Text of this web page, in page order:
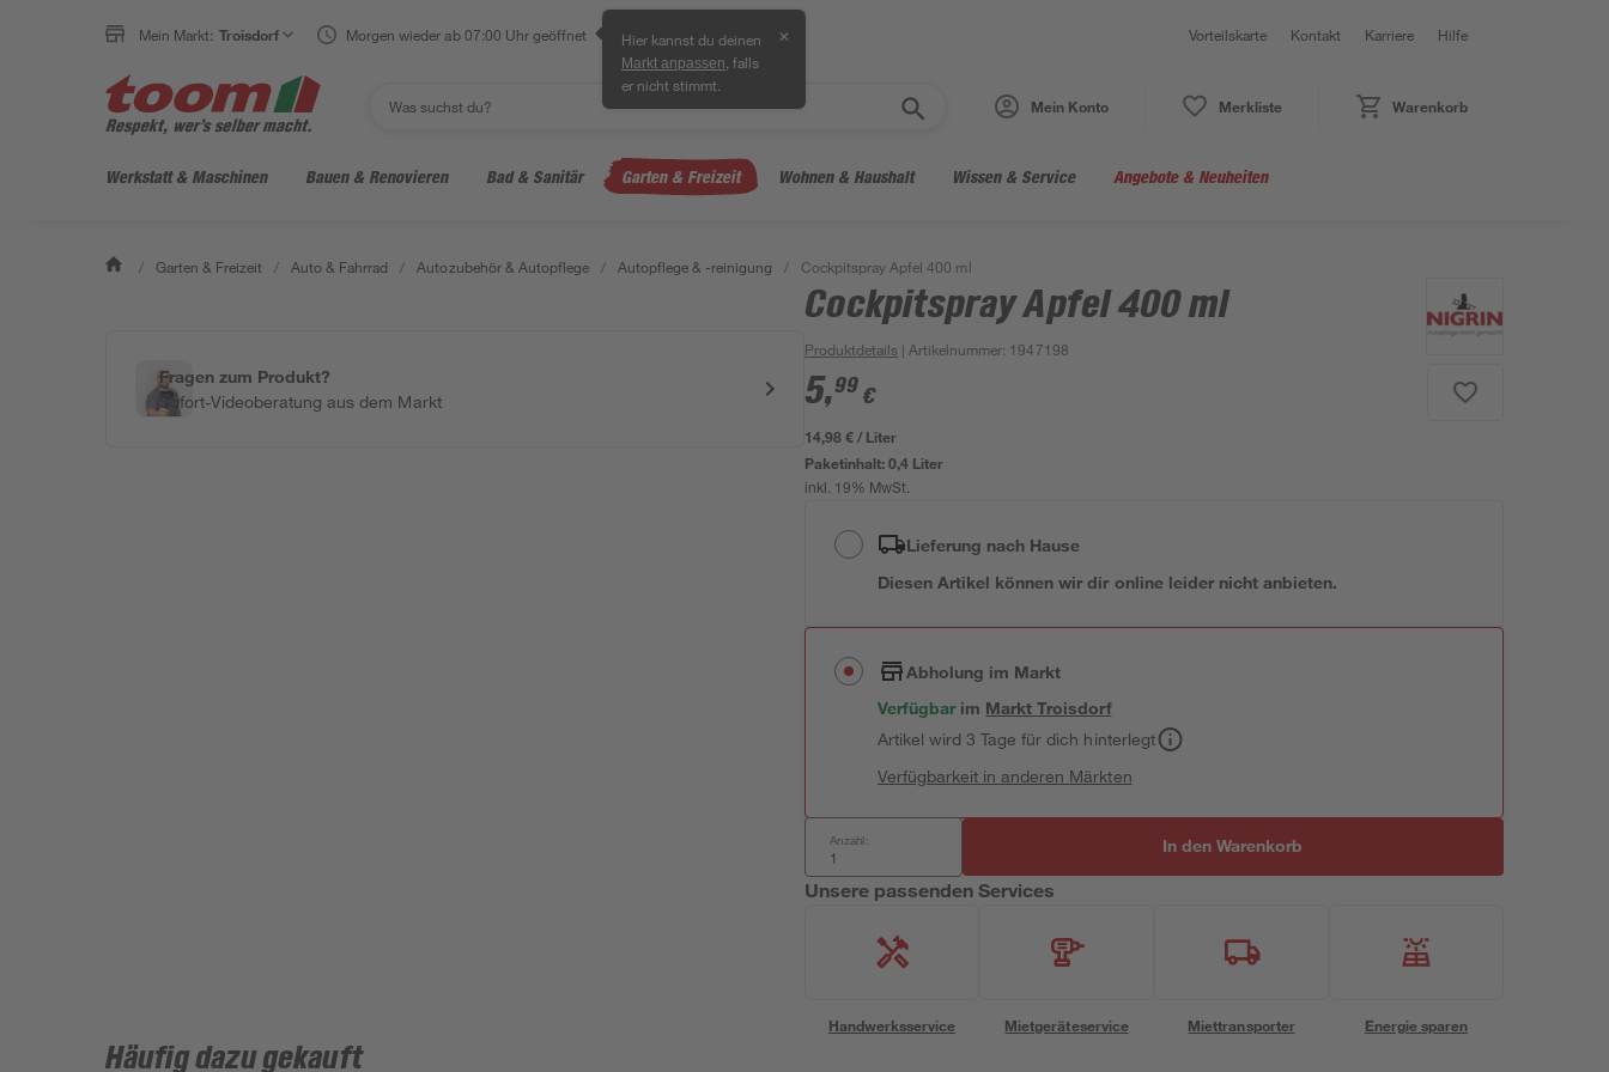
Mein Markt: Troisdorf Morgen wieder ab 07:00 Uhr geöffnet Hier kannst du deinen
Markt anpassen , falls
er nicht stimmt.
✕ Vorteilskarte Kontakt Karriere Hilfe
Mein Konto Merkliste Warenkorb
Werkstatt & Maschinen Bauen & Renovieren Bad & Sanitär Garten & Freizeit Wohnen & Haushalt Wissen & Service Angebote & Neuheiten
/ Garten & Freizeit / Auto & Fahrrad / Autozubehör & Autopflege / Autopflege & -reinigung / Cockpitspray Apfel 400 ml
Fragen zum Produkt?
Sofort-Videoberatung aus dem Markt
Cockpitspray Apfel 400 ml
Produktdetails | Artikelnummer: 1947198
5,99 €
14,98 € / Liter
Paketinhalt:0,4 Liter
inkl. 19% MwSt.
Lieferung nach Hause
Diesen Artikel können wir dir online leider nicht anbieten.
Abholung im Markt
Verfügbar im MarktTroisdorf
Artikel wird 3 Tage für dich hinterlegt
Verfügbarkeit in anderen Märkten
Anzahl: In den Warenkorb
Unsere passenden Services
Handwerksservice Mietgeräteservice Miettransporter Energie sparen
Häufig dazu gekauft